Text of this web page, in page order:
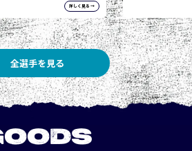
詳しく見る →
全選手を見る